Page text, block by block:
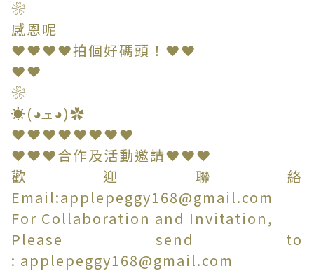
❀
感恩呢
❤❤❤❤拍個好碼頭！❤❤
❤❤
❀
☀(◕ܫ◕)✿
❤❤❤❤❤❤❤❤
❤❤❤合作及活動邀請❤❤❤
歡迎聯絡
Email:applepeggy168@gmail.com
For Collaboration and Invitation,
Please send to
: applepeggy168@gmail.com